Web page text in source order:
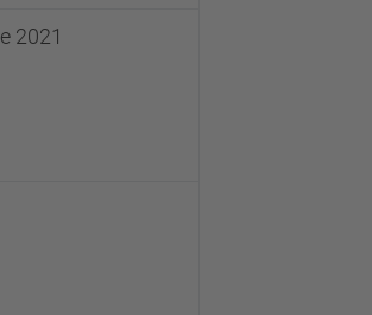
2021